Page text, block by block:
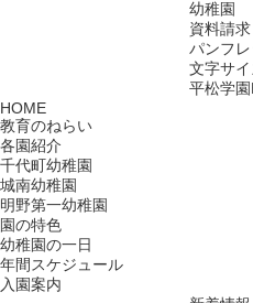
幼稚園
資料請
パンフレ
文字サ
平松学
HOME
教育のねらい
各園紹介
千代町幼稚園
城南幼稚園
明野第一幼稚園
園の特色
幼稚園の一日
年間スケジュール
入園案内